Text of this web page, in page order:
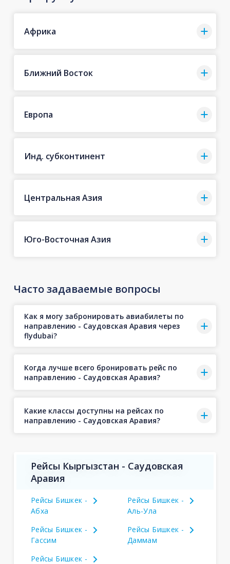
Африка
Ближний Восток
Европа
Инд. субконтинент
Центральная Азия
Юго-Восточная Азия
Часто задаваемые вопросы
Как я могу забронировать авиабилеты по
направлению - Саудовская Аравия через
flydubai?
Когда лучше всего бронировать рейс по
направлению - Саудовская Аравия?
Какие классы доступны на рейсах по
направлению - Саудовская Аравия?
Рейсы Кыргызстан - Саудовская
Аравия
Рейсы Бишкек -
Абха
Рейсы Бишкек -
Аль-Ула
Рейсы Бишкек -
Гассим
Рейсы Бишкек -
Даммам
Рейсы Бишкек -